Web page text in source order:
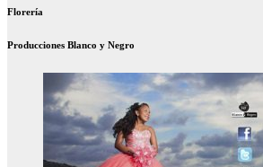
Florería
Producciones Blanco y Negro